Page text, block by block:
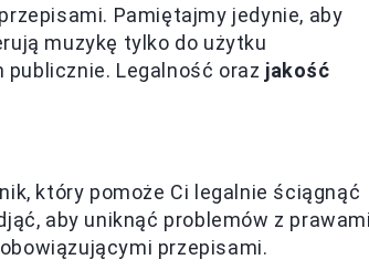
Pamiętajmy jedynie, aby
muzykę tylko do użytku
Legalność oraz jakość
który pomoże Ci legalnie ściągnąć
aby uniknąć problemów z
przepisami.